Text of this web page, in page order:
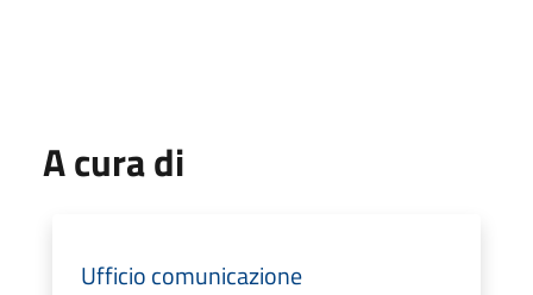
A cura di
Ufficio comunicazione